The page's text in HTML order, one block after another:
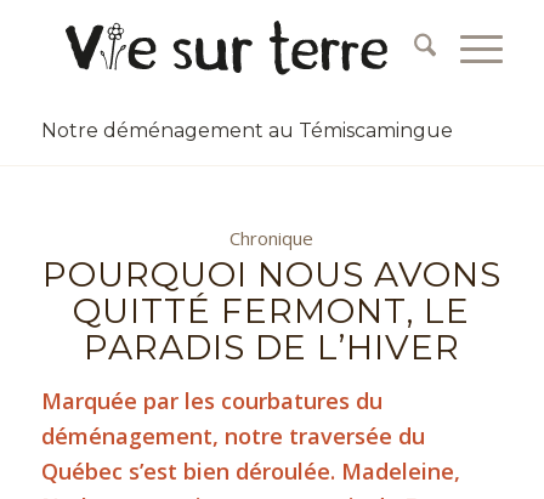
Notre déménagement au Témiscamingue
Chronique
POURQUOI NOUS AVONS
QUITTÉ FERMONT, LE
PARADIS DE L’HIVER
Marquée par les courbatures du
déménagement, notre traversée du
Québec s’est bien déroulée. Madeleine,